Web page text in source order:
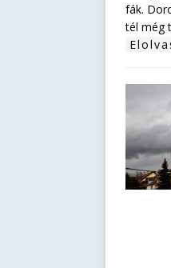
fák.
tél még